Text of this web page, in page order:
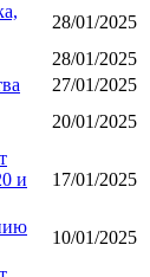
28/01/2025
28/01/2025
27/01/2025
20/01/2025
и
17/01/2025
10/01/2025